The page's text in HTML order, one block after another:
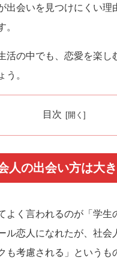
出会いを見つけにくい理
。
活の中でも、恋愛を楽し
う。
目次
人の出会い方は大き
よく言われるのが「学生
ル恋人になれたが、社会
も考慮される」というも